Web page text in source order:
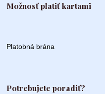
Možnosť platiť kartami
Platobná brána
Potrebujete poradiť?